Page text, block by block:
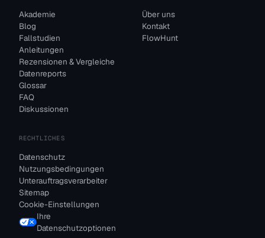
Akademie
Blog
Fallstudien
Anleitungen
Rezensionen & Vergleiche
Datenreports
Glossar
FAQ
Diskussionen
Über uns
Kontakt
FlowHunt
RECHTLICHES
Datenschutz
Nutzungsbedingungen
Unterauftragsverarbeiter
Sitemap
Cookie-Einstellungen
Ihre
Datenschutzoptionen